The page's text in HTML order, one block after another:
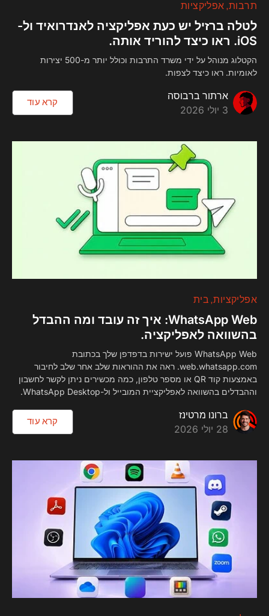
תרבות אפליקציות
לטלה ברזיל יש כעת אפליקציה לאנדרואיד ול-
iOS. ראו כיצד להוריד אותה.
הקטלוג מנוהל על ידי משרד התרבות וכולל יותר מ-500 יצירות
לאומיות. ראו כיצד לצפות.
ארתור ברבוסה
3 יולי 2026
קרא עוד
אפליקציות בית
WhatsApp Web: איך זה עובד ומה ההבדל
בהשוואה לאפליקציה.
WhatsApp Web פועל ישירות בדפדפן שלך בכתובת
web.whatsapp.com. ראה את ההוראות שלב אחר שלב לחיבור
באמצעות קוד QR או מספר טלפון, כמה מכשירים ניתן לקשר לחשבון
וההבדלים בהשוואה לאפליקציית המובייל ול-WhatsApp Desktop.
ברונו מרטינז
28 יולי 2026
קרא עוד